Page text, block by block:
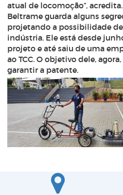
atual de locomoção”,
Beltrame guarda alguns
projetando a possibilidade
indústria. Ele está desde
projeto e até saiu de uma
ao TCC. O objetivo dele,
garantir a patente.